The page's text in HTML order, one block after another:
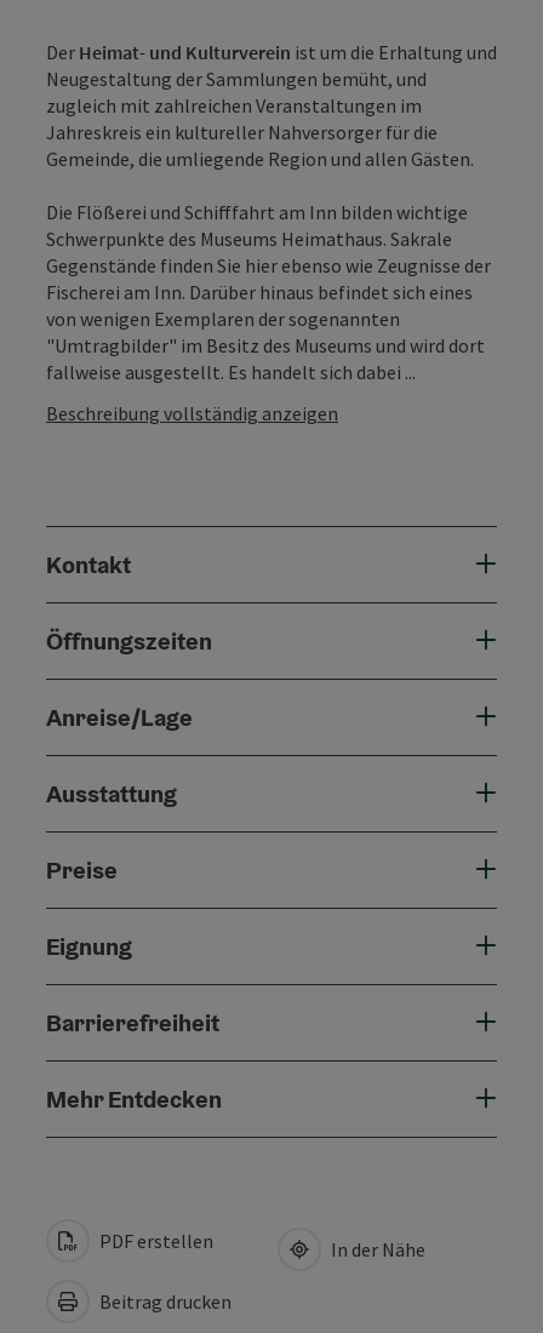
Der Heimat- und Kulturverein ist um die Erhaltung und
Neugestaltung der Sammlungen bemüht, und
zugleich mit zahlreichen Veranstaltungen im
Jahreskreis ein kultureller Nahversorger für die
Gemeinde, die umliegende Region und allen Gästen.
Die Flößerei und Schifffahrt am Inn bilden wichtige
Schwerpunkte des Museums Heimathaus. Sakrale
Gegenstände finden Sie hier ebenso wie Zeugnisse der
Fischerei am Inn. Darüber hinaus befindet sich eines
von wenigen Exemplaren der sogenannten
"Umtragbilder" im Besitz des Museums und wird dort
fallweise ausgestellt. Es handelt sich dabei ...
Beschreibung vollständig anzeigen
Kontakt
Öffnungszeiten
Anreise/Lage
Ausstattung
Preise
Eignung
Barrierefreiheit
Mehr Entdecken
PDF erstellen
Beitrag drucken
In der Nähe